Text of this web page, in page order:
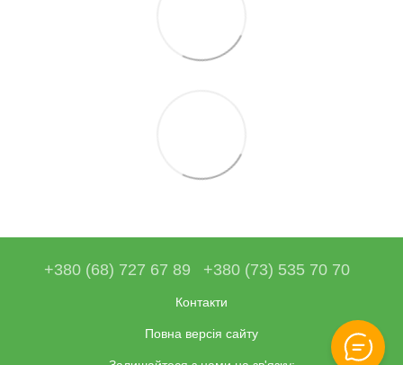
+380 (68) 727 67 89 +380 (73) 535 70 70
Контакти
Повна версія сайту